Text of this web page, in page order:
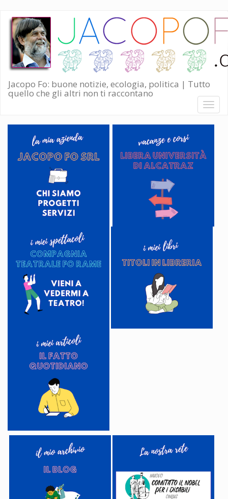
Salta
contenuto
principale
Jacopo Fo: buone notizie, ecologia, politica | Tutto
quello che gli altri non ti raccontano
Toggle